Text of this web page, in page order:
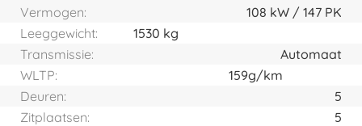
Vermogen:
108 kW 147PK
Leeggewicht:
1530 kg
Transmissie:
Automaat
WLTP:
159g/km
Deuren:
5
Zitplaatsen:
5